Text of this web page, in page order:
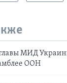
МИД
ООН